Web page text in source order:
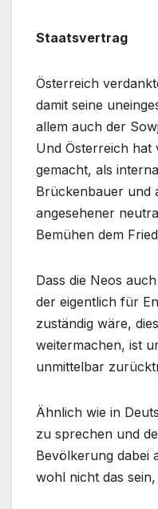
Staatsvertrag
Österreich
damit seine
allem auch der
Und Österreich hat
gemacht, als
Brückenbauer und
angesehener
Bemühen dem
Dass die Neos
der eigentlich für
zuständig wäre,
weitermachen, ist
unmittelbar
Ähnlich wie in
zu sprechen und
Bevölkerung dabei
wohl nicht das